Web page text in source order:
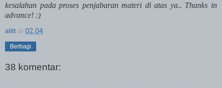
kesalahan pada proses penjabaran materi di atas ya.. Thanks in
advance! :)
alitt di 02.04
Berbagi
38 komentar: